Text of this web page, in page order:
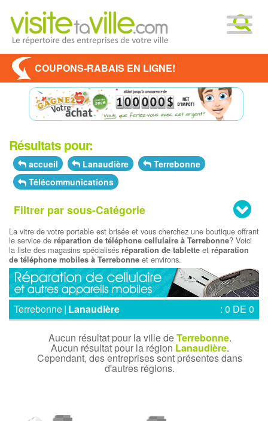
COUPONS-RABAIS EN LIGNE!
Résultats pour:
accueil Lanaudière
Terrebonne
Télécommunications
Filtrer par sous-Catégorie
La vitre de votre portable est brisée et vous cherchez une boutique offrant
le service de réparation de téléphone cellulaire à Terrebonne? Voici
la liste des magasins spécialisés réparation de tablette et réparation
de téléphone mobiles à Terrebonne et environs.
Terrebonne| Lanaudière : 0 DE 0
Aucun résultat pour la ville deTerrebonne.
Aucun résultat pour la région Lanaudière.
Cependant, des entreprises sont présentes dans
d'autres régions.